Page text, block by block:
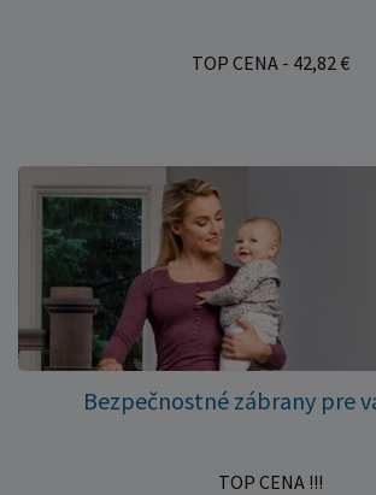
TOP CENA - 42,82 €
Bezpečnostné zábrany pre
TOP CENA !!!